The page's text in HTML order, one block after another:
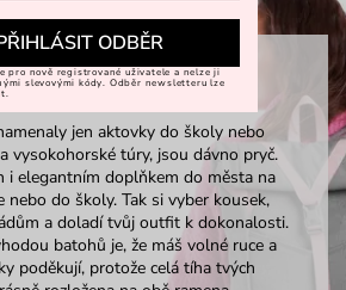
jen aktovky do školy nebo
vysokohorské túry, jsou dávno pryč.
i elegantním doplňkem do města na
nebo do školy. Tak si vyber kousek,
a doladí tvůj outfit k dokonalosti.
batohů je, že máš volné ruce a
poděkují, protože celá tíha tvých
ODBĚR
pro nově registrované uživatele a nelze ji
slevovými kódy. Odběr newsletteru lze